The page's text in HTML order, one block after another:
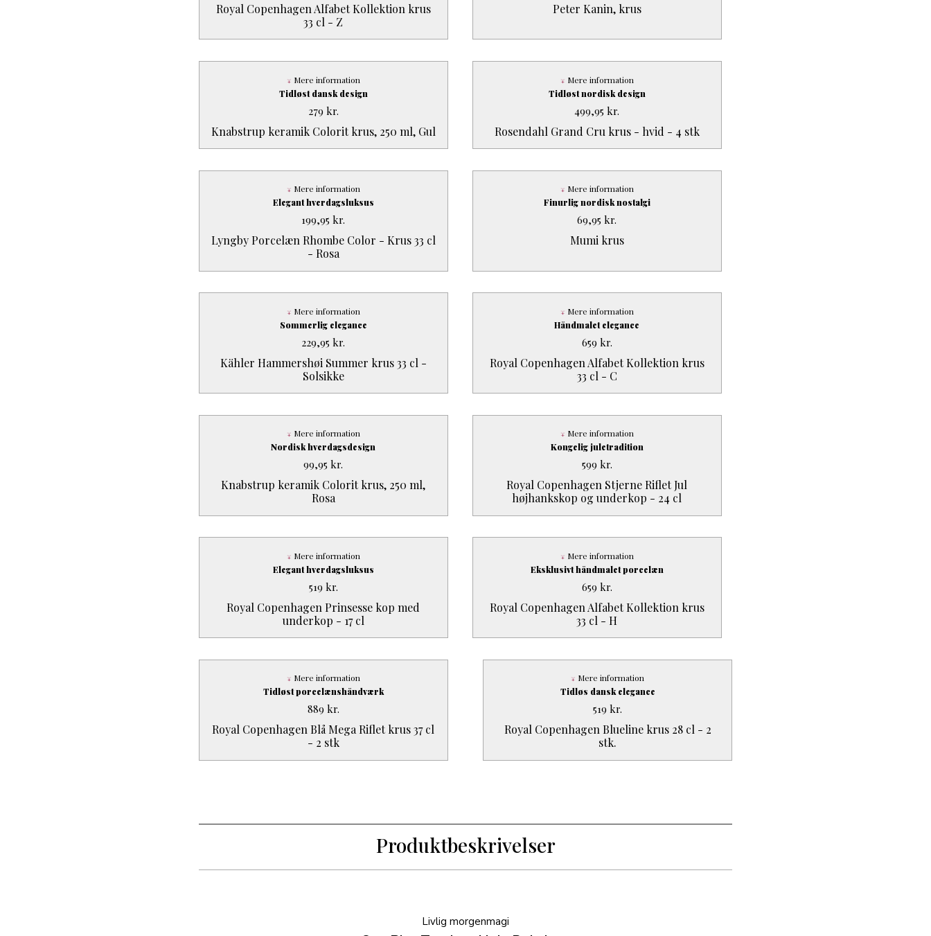
Royal Copenhagen Alfabet Kollektion krus
33 cl - Z
Peter Kanin, krus
Tidløst dansk design
Knabstrup keramik Colorit krus, 250 ml, Gul
279 kr.
Mere information
Tidløst nordisk design
Rosendahl Grand Cru krus - hvid - 4 stk
499,95 kr.
Mere information
Elegant hverdagsluksus
Lyngby Porcelæn Rhombe Color - Krus 33 cl
- Rosa
199,95 kr.
Mere information
Finurlig nordisk nostalgi
Mumi krus
69,95 kr.
Mere information
Sommerlig elegance
Kähler Hammershøi Summer krus 33 cl -
Solsikke
229,95 kr.
Mere information
Håndmalet elegance
Royal Copenhagen Alfabet Kollektion krus
33 cl - C
659 kr.
Mere information
Nordisk hverdagsdesign
Knabstrup keramik Colorit krus, 250 ml,
Rosa
99,95 kr.
Mere information
Kongelig juletradition
Royal Copenhagen Stjerne Riflet Jul
højhankskop og underkop - 24 cl
599 kr.
Mere information
Elegant hverdagsluksus
Royal Copenhagen Prinsesse kop med
underkop - 17 cl
519 kr.
Mere information
Eksklusivt håndmalet porcelæn
Royal Copenhagen Alfabet Kollektion krus
33 cl - H
659 kr.
Mere information
Tidløst porcelænshåndværk
Royal Copenhagen Blå Mega Riflet krus 37 cl
- 2 stk
889 kr.
Mere information
Tidløs dansk elegance
Royal Copenhagen Blueline krus 28 cl - 2
stk.
519 kr.
Mere information
Produktbeskrivelser
Livlig morgenmagi